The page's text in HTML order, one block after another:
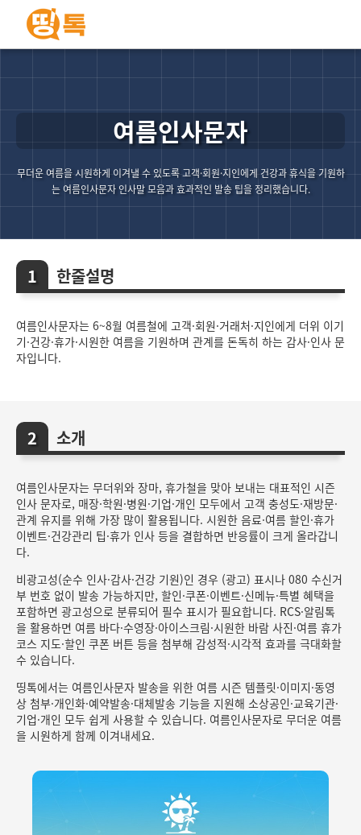
여름인사문자
무더운 여름을 시원하게 이겨낼 수 있도록 고객·회원·지인에게 건강과 휴식을 기원하
는 여름인사문자 인사말 모음과 효과적인 발송 팁을 정리했습니다.
한줄설명
여름인사문자는 6~8월 여름철에 고객·회원·거래처·지인에게 더위 이기
기·건강·휴가·시원한 여름을 기원하며 관계를 돈독히 하는 감사·인사 문
자입니다.
소개
여름인사문자는 무더위와 장마, 휴가철을 맞아 보내는 대표적인 시즌
인사 문자로, 매장·학원·병원·기업·개인 모두에서 고객 충성도·재방문·
관계 유지를 위해 가장 많이 활용됩니다. 시원한 음료·여름 할인·휴가
이벤트·건강관리 팁·휴가 인사 등을 결합하면 반응률이 크게 올라갑니
다.
비광고성(순수 인사·감사·건강 기원)인 경우 (광고) 표시나 080 수신거
부 번호 없이 발송 가능하지만, 할인·쿠폰·이벤트·신메뉴·특별 혜택을
포함하면 광고성으로 분류되어 필수 표시가 필요합니다. RCS·알림톡
을 활용하면 여름 바다·수영장·아이스크림·시원한 바람 사진·여름 휴가
코스 지도·할인 쿠폰 버튼 등을 첨부해 감성적·시각적 효과를 극대화할
수 있습니다.
띵톡에서는 여름인사문자 발송을 위한 여름 시즌 템플릿·이미지·동영
상 첨부·개인화·예약발송·대체발송 기능을 지원해 소상공인·교육기관·
기업·개인 모두 쉽게 사용할 수 있습니다. 여름인사문자로 무더운 여름
을 시원하게 함께 이겨내세요.